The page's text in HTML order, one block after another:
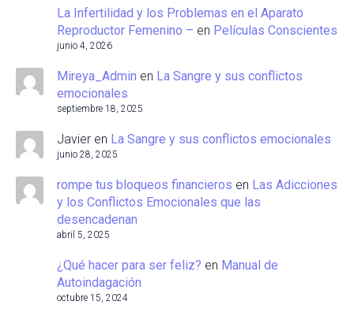
La Infertilidad y los Problemas en el Aparato
Reproductor Femenino – en Películas Conscientes
junio 4, 2026
Mireya_Admin en La Sangre y sus conflictos
emocionales
septiembre 18, 2025
Javier en La Sangre y sus conflictos emocionales
junio 28, 2025
rompe tus bloqueos financieros en Las Adicciones
y los Conflictos Emocionales que las
desencadenan
abril 5, 2025
¿Qué hacer para ser feliz? en Manual de
Autoindagación
octubre 15, 2024